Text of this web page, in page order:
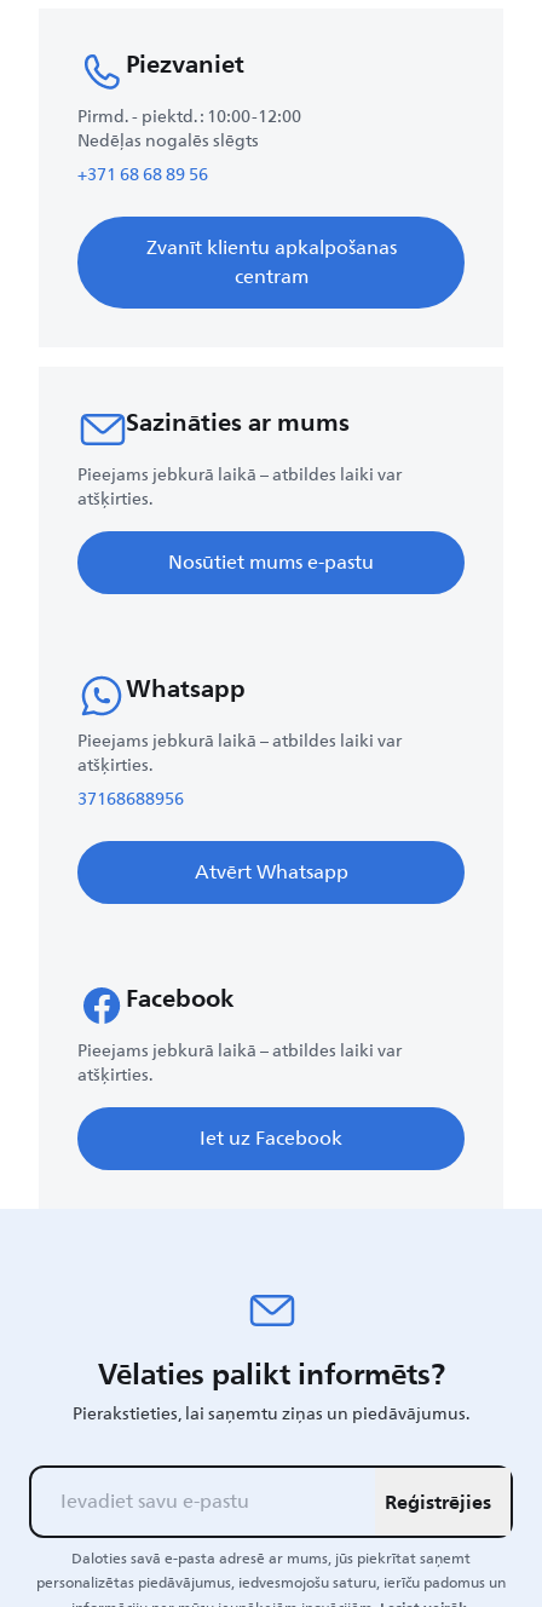
Piezvaniet​
Pirmd. - piektd.​ : 10:00-12:00
Nedēļas nogalēs slēgts
+371 68 68 89 56
Zvanīt klientu apkalpošanas
centram
Sazināties ar mums
Pieejams jebkurā laikā – atbildes laiki var
atšķirties.
Nosūtiet mums e-pastu
Whatsapp
Pieejams jebkurā laikā – atbildes laiki var
atšķirties.
37168688956
Atvērt Whatsapp
Facebook
Pieejams jebkurā laikā – atbildes laiki var
atšķirties.
Iet uz Facebook
Vēlaties palikt informēts?
Pierakstieties, lai saņemtu ziņas un piedāvājumus.
Reģistrējies
Daloties savā e-pasta adresē ar mums, jūs piekrītat saņemt
personalizētas piedāvājumus, iedvesmojošu saturu, ierīču padomus un